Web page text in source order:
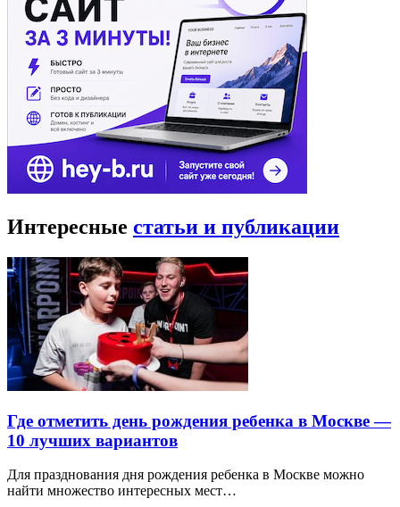
Интересные статьи и публикации
Где отметить день рождения ребенка в Москве —
10 лучших вариантов
Для празднования дня рождения ребенка в Москве можно
найти множество интересных мест…